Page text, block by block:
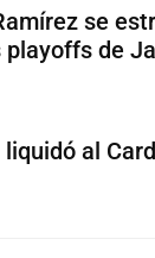
se
playoffs de
al